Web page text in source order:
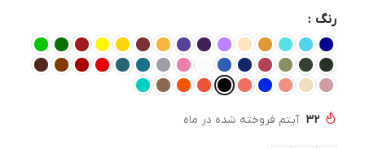
رنگ
32 آیتم فروخته شده در ماه